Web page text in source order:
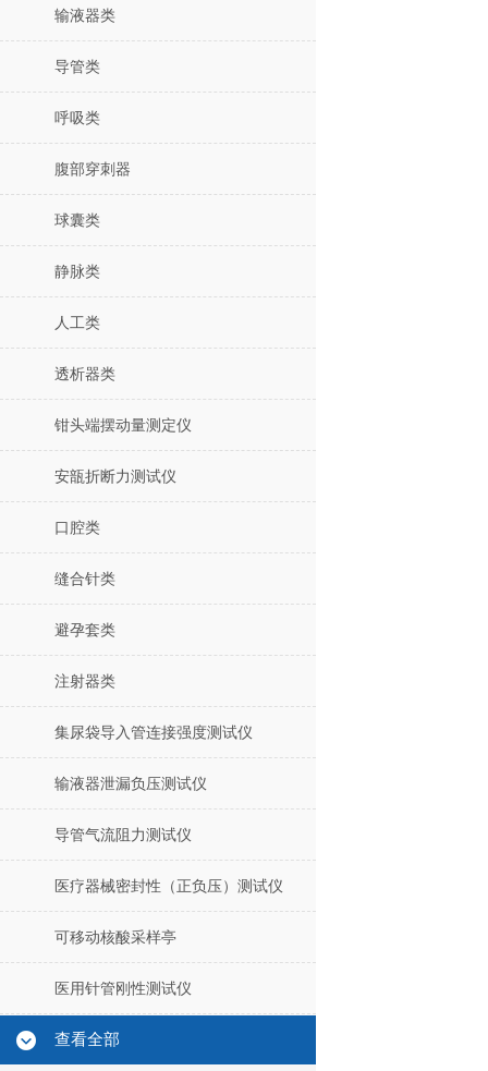
输液器类
导管类
呼吸类
腹部穿刺器
球囊类
静脉类
人工类
透析器类
钳头端摆动量测定仪
安瓿折断力测试仪
口腔类
缝合针类
避孕套类
注射器类
集尿袋导入管连接强度测试仪
输液器泄漏负压测试仪
导管气流阻力测试仪
医疗器械密封性（正负压）测试仪
可移动核酸采样亭
医用针管刚性测试仪
查看全部